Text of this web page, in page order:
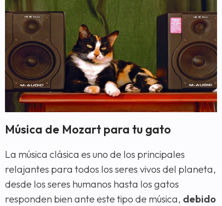
Música de Mozart para tu gato
La música clásica es uno de los principales
relajantes para todos los seres vivos del planeta,
desde los seres humanos hasta los gatos
responden bien ante este tipo de música, debido